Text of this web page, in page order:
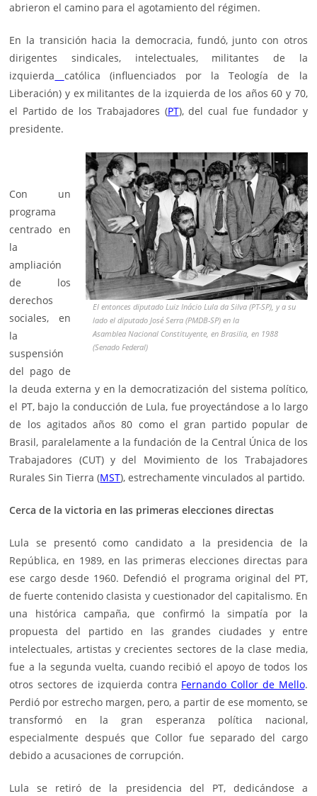
abrieron el camino para el agotamiento del régimen.
En la transición hacia la democracia, fundó, junto con otros
dirigentes sindicales, intelectuales, militantes de la
izquierda
católica (influenciados por la Teología de la
Liberación) y ex militantes de la izquierda de los años 60 y 70,
el Partido de los Trabajadores (PT), del cual fue fundador y
presidente.
El entonces diputado Luiz Inácio Lula da Silva (PT-SP), y a su
lado el diputado José Serra (PMDB-SP) en la
Asamblea Nacional Constituyente, en Brasilia, en 1988
(Senado Federal)
Con un
programa
centrado en
la
ampliación
de los
derechos
sociales, en
la
suspensión
del pago de
la deuda externa y en la democratización del sistema político,
el PT, bajo la conducción de Lula, fue proyectándose a lo largo
de los agitados años 80 como el gran partido popular de
Brasil, paralelamente a la fundación de la Central Única de los
Trabajadores (CUT) y del Movimiento de los Trabajadores
Rurales Sin Tierra (MST), estrechamente vinculados al partido.
Cerca de la victoria en las primeras elecciones directas
Lula se presentó como candidato a la presidencia de la
República, en 1989, en las primeras elecciones directas para
ese cargo desde 1960. Defendió el programa original del PT,
de fuerte contenido clasista y cuestionador del capitalismo. En
una histórica campaña, que confirmó la simpatía por la
propuesta del partido en las grandes ciudades y entre
intelectuales, artistas y crecientes sectores de la clase media,
fue a la segunda vuelta, cuando recibió el apoyo de todos los
otros sectores de izquierda contra Fernando Collor de Mello.
Perdió por estrecho margen, pero, a partir de ese momento, se
transformó en la gran esperanza política nacional,
especialmente después que Collor fue separado del cargo
debido a acusaciones de corrupción.
Lula se retiró de la presidencia del PT, dedicándose a